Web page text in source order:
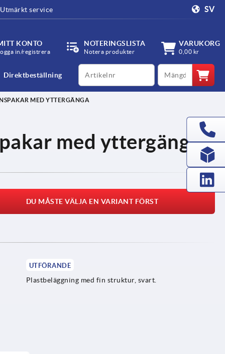
Utmärkt service SV
KONTO
in/registrera
NOTERINGSLISTA
Notera produkter
VARUKORG
0,00 kr
Direktbeställning
productCode qty
MED YTTERGÄNGA
med yttergänga
DU MÅSTE VÄLJA EN VARIANT FÖRST
UTFÖRANDE
Plastbeläggning med fin struktur, svart.